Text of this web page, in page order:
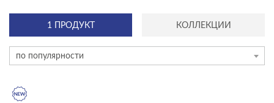
пеналы
ЦЕНА, ₽
1 ПРОДУКТ КОЛЛЕКЦИИ
по популярности